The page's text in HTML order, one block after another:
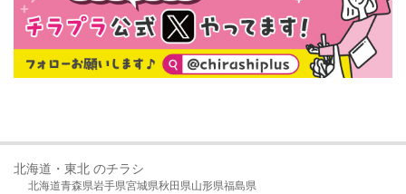
北海道・東北 のチラシ
北海道青森県岩手県宮城県秋田県山形県福島県